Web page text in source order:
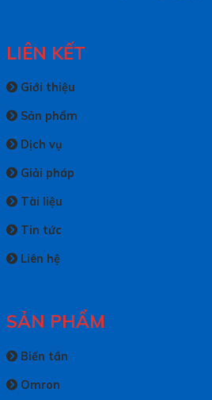
LIÊN KẾT
Giới thiệu
Sản phẩm
Dịch vụ
Giải pháp
Tài liệu
Tin tức
Liên hệ
SẢN PHẨM
Biến tần
Omron